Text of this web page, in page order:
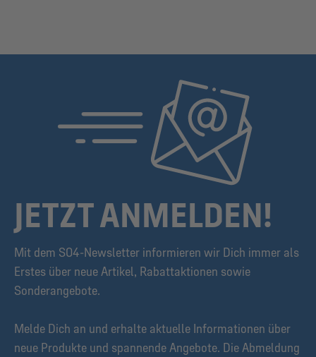
JETZT ANMELDEN!
Mit dem S04-Newsletter informieren wir Dich immer als
Erstes über neue Artikel, Rabattaktionen sowie
Sonderangebote.
Melde Dich an und erhalte aktuelle Informationen über
neue Produkte und spannende Angebote. Die Abmeldung